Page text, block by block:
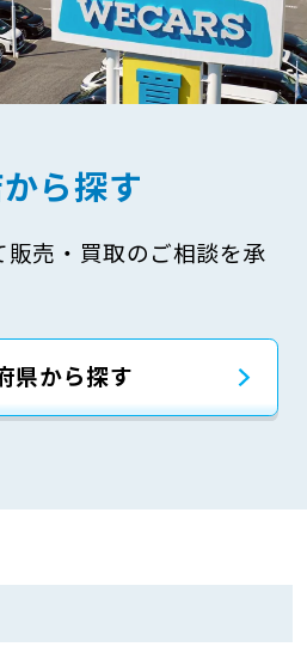
ら探す
販売・買取のご相談を承
県から探す